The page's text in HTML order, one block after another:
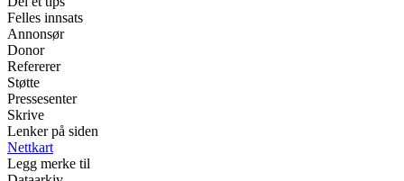
Felles innsats
Annonsør
Donor
Refererer
Støtte
Pressesenter
Skrive
Lenker på siden
Nettkart
Legg merke til